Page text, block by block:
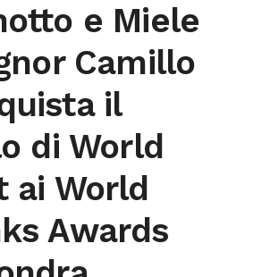
e Miele
Camillo
il
di World
ai World
Awards